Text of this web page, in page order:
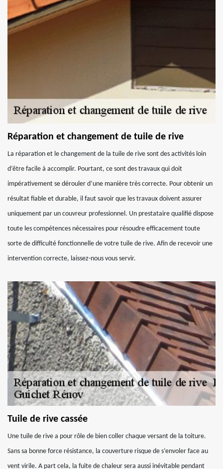
Réparation et changement de tuile de rive
La réparation et le changement de la tuile de rive sont des activités loin
d’être facile à accomplir. Pourtant, ce sont des travaux qui doit
impérativement se dérouler d’une manière très correcte. Pour obtenir un
résultat fiable et durable, il faut savoir que les travaux doivent assurer
uniquement par un couvreur professionnel. Un prestataire qualifié dispose
toute les compétences nécessaires pour résoudre efficacement toute
sorte de difficulté fonctionnelle de votre tuile de rive. Afin de recevoir une
intervention correcte, laissez-nous vous servir.
Tuile de rive cassée
Une tuile de rive a pour rôle de bien coller chaque versant de la toiture.
Sans sa bonne force résistance, la couverture risque de s’envoler face au
vent virile. A part cela, la fuite de chaleur sera aussi inévitable pendant